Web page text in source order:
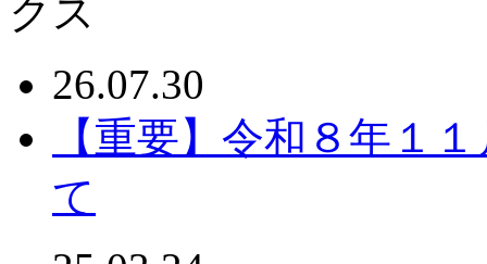
26.07.30
【重要】令和８年１
て